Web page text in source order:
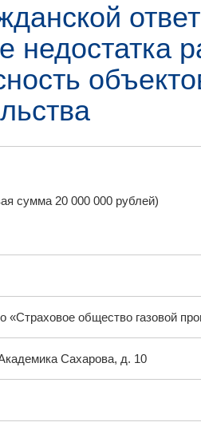
недостатка
сумма 20 000 000 рублей)
«Страховое общество газовой
Сахарова, д. 10